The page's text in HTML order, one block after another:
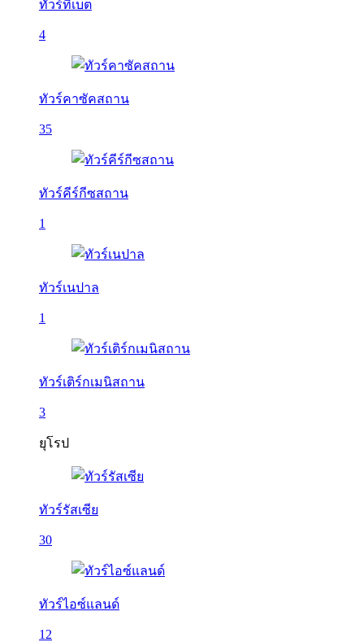
ทัวร์ทิเบต
4
ทัวร์คาซัคสถาน
35
ทัวร์คีร์กีซสถาน
1
ทัวร์เนปาล
1
ทัวร์เติร์กเมนิสถาน
3
ยุโรป
ทัวร์รัสเซีย
30
ทัวร์ไอซ์แลนด์
12